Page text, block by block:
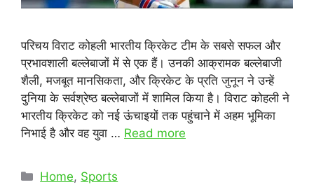
परिचय विराट कोहली भारतीय क्रिकेट टीम के सबसे सफल और
प्रभावशाली बल्लेबाजों में से एक हैं। उनकी आक्रामक बल्लेबाजी
शैली, मजबूत मानसिकता, और क्रिकेट के प्रति जुनून ने उन्हें
दुनिया के सर्वश्रेष्ठ बल्लेबाजों में शामिल किया है। विराट कोहली ने
भारतीय क्रिकेट को नई ऊंचाइयों तक पहुंचाने में अहम भूमिका
निभाई है और वह युवा … Read more
Categories
Home, Sports